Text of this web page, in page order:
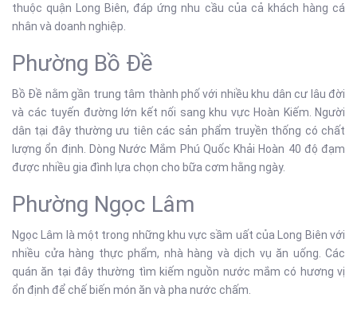
thuộc quận Long Biên, đáp ứng nhu cầu của cả khách hàng cá
nhân và doanh nghiệp.
Phường Bồ Đề
Bồ Đề nằm gần trung tâm thành phố với nhiều khu dân cư lâu đời
và các tuyến đường lớn kết nối sang khu vực Hoàn Kiếm. Người
dân tại đây thường ưu tiên các sản phẩm truyền thống có chất
lượng ổn định. Dòng Nước Mắm Phú Quốc Khải Hoàn 40 độ đạm
được nhiều gia đình lựa chọn cho bữa cơm hằng ngày.
Phường Ngọc Lâm
Ngọc Lâm là một trong những khu vực sầm uất của Long Biên với
nhiều cửa hàng thực phẩm, nhà hàng và dịch vụ ăn uống. Các
quán ăn tại đây thường tìm kiếm nguồn nước mắm có hương vị
ổn định để chế biến món ăn và pha nước chấm.